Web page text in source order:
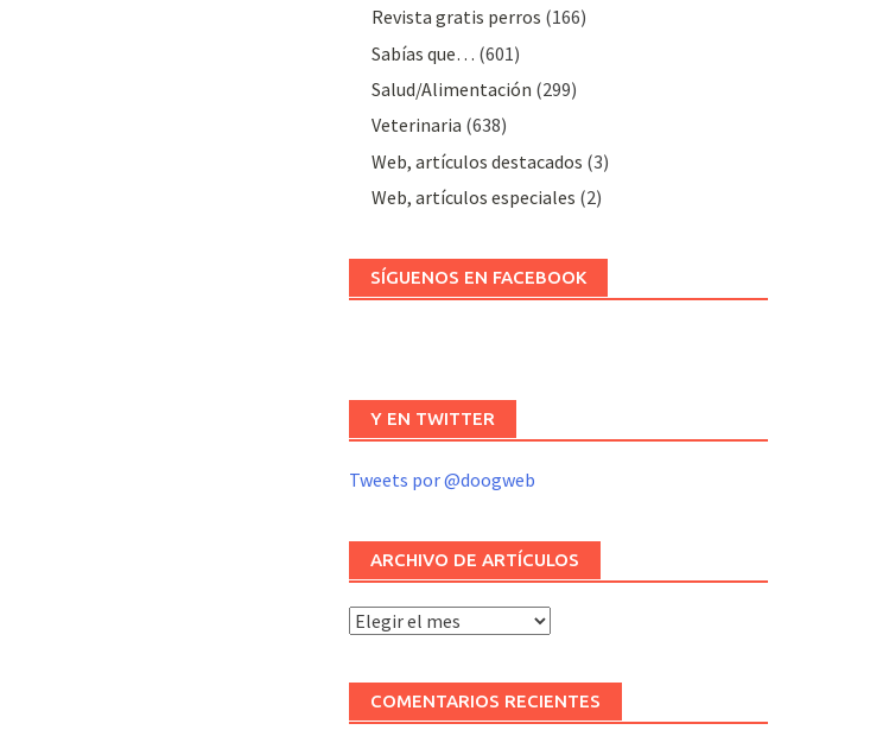
Revista gratis perros (166)
Sabías que… (601)
Salud/Alimentación (299)
Veterinaria (638)
Web, artículos destacados (3)
Web, artículos especiales (2)
SÍGUENOS EN FACEBOOK
Y EN TWITTER
Tweets por @doogweb
ARCHIVO DE ARTÍCULOS
Archivo
artículos
COMENTARIOS RECIENTES